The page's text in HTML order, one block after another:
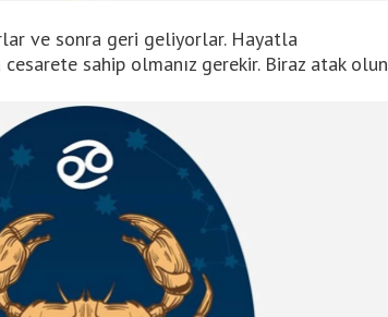
ve sonra geri geliyorlar. Hayatla
sahip olmanız gerekir. Biraz atak olun